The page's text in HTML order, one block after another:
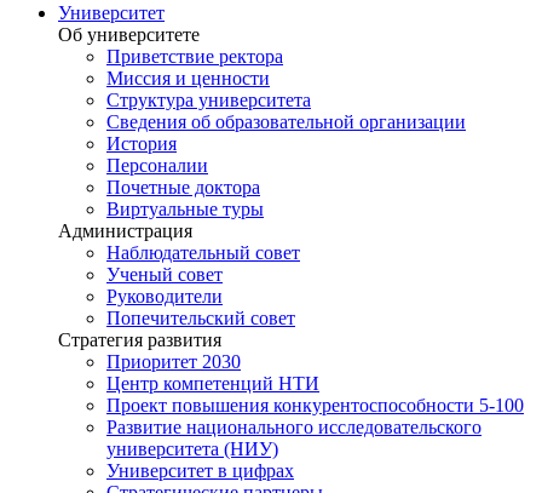
Университет
Об университете
Приветствие ректора
Миссия и ценности
Структура университета
Сведения об образовательной организации
История
Персоналии
Почетные доктора
Виртуальные туры
Администрация
Наблюдательный совет
Ученый совет
Руководители
Попечительский совет
Стратегия развития
Приоритет 2030
Центр компетенций НТИ
Проект повышения конкурентоспособности 5-100
Развитие национального исследовательского
университета (НИУ)
Университет в цифрах